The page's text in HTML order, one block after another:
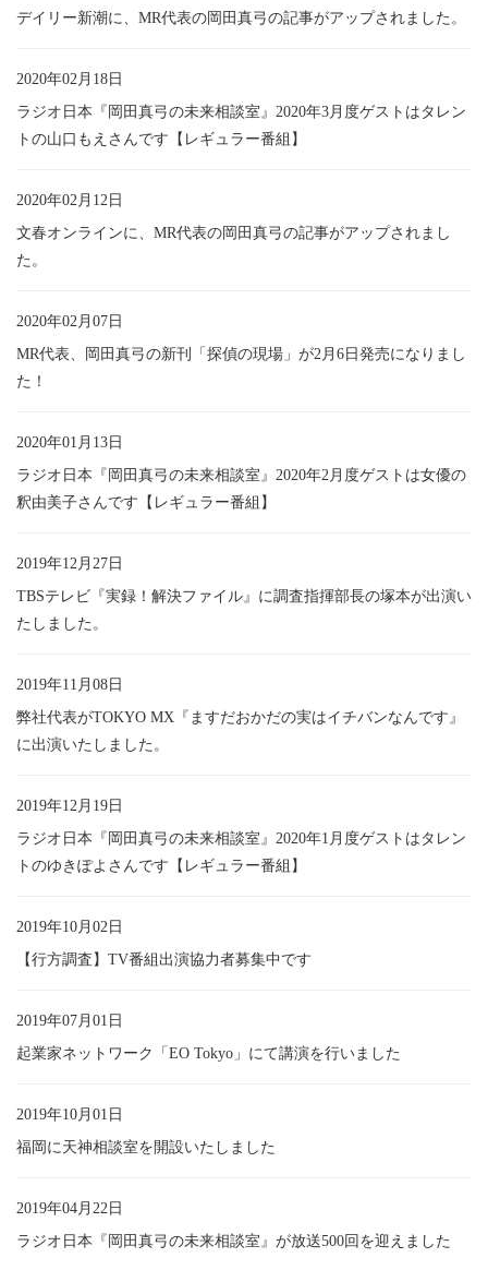
デイリー新潮に、MR代表の岡田真弓の記事がアップされました。
2020年02月18日
ラジオ日本『岡田真弓の未来相談室』2020年3月度ゲストはタレン
トの山口もえさんです【レギュラー番組】
2020年02月12日
文春オンラインに、MR代表の岡田真弓の記事がアップされまし
た。
2020年02月07日
MR代表、岡田真弓の新刊「探偵の現場」が2月6日発売になりまし
た！
2020年01月13日
ラジオ日本『岡田真弓の未来相談室』2020年2月度ゲストは女優の
釈由美子さんです【レギュラー番組】
2019年12月27日
TBSテレビ『実録！解決ファイル』に調査指揮部長の塚本が出演い
たしました。
2019年11月08日
弊社代表がTOKYO MX『ますだおかだの実はイチバンなんです』
に出演いたしました。
2019年12月19日
ラジオ日本『岡田真弓の未来相談室』2020年1月度ゲストはタレン
トのゆきぽよさんです【レギュラー番組】
2019年10月02日
【行方調査】TV番組出演協力者募集中です
2019年07月01日
起業家ネットワーク「EO Tokyo」にて講演を行いました
2019年10月01日
福岡に天神相談室を開設いたしました
2019年04月22日
ラジオ日本『岡田真弓の未来相談室』が放送500回を迎えました